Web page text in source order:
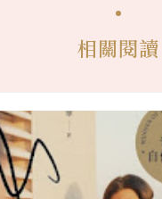
相關閱讀